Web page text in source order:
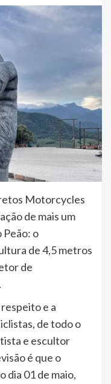
Motorcycles
de mais um
o
de 4,5 metros
de
e a
de todo o
e escultor
é que o
dia 01 de maio,